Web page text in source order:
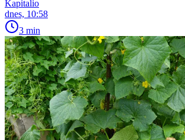
Kapitalio
dnes, 10:58
3 min